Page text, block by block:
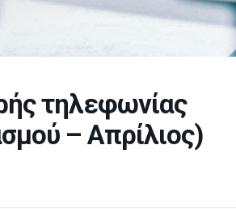
τηλεφωνίας
– Απρίλιος)